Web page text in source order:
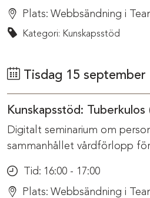
Plats: Webbsändning i
Kategori: Kunskapsstöd
Tisdag 15 september
Kunskapsstöd: Tuberkulos
Digitalt seminarium om
sammanhållet vårdförlopp
Tid: 16:00 - 17:00
Plats: Webbsändning i